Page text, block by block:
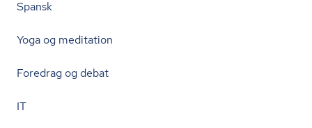
Spansk
Yoga og meditation
Foredrag og debat
IT